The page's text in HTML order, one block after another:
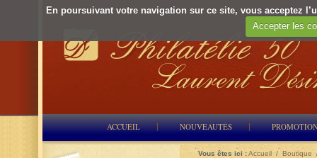
En poursuivant votre navigation sur ce site, vous acceptez
Accepter les
ACCUEIL NOUVEAUTÉS
Vous êtes ici :Accueil / Boutique